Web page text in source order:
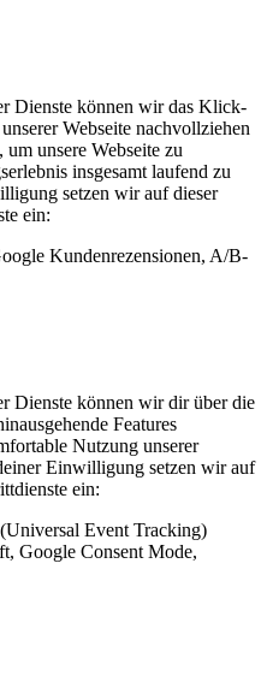
Dienste können wir das Klick-
Webseite nachvollziehen
unsere Webseite zu
insgesamt laufend zu
setzen wir auf dieser
ein:
Kundenrezensionen, A/B-
Dienste können wir dir über die
Features
Nutzung unserer
Einwilligung setzen wir auf
ein:
Event Tracking)
Google Consent Mode,